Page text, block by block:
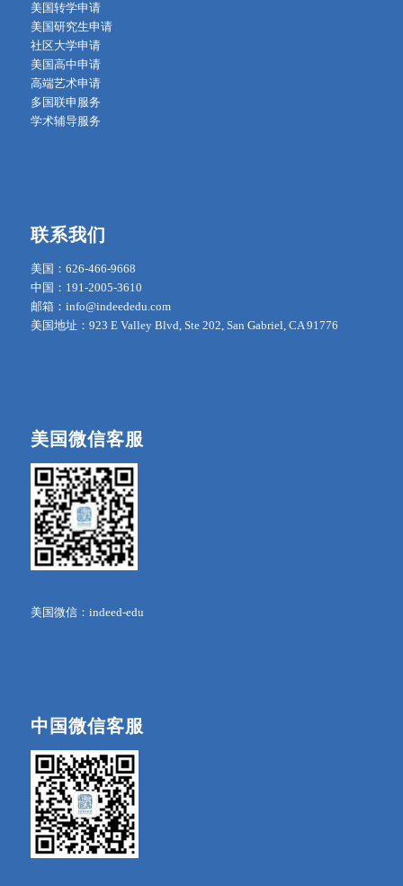
美国转学申请
美国研究生申请
社区大学申请
美国高中申请
高端艺术申请
多国联申服务
学术辅导服务
联系我们
美国：626-466-9668
中国：191-2005-3610
邮箱：info@indeededu.com
美国地址：923 E Valley Blvd, Ste 202, San Gabriel, CA 91776
美国微信客服
美国微信：indeed-edu
中国微信客服